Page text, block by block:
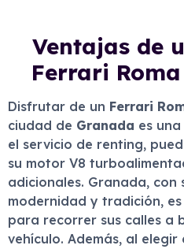
Ventajas de
Ferrari
Disfrutar de un Ferrari
ciudad de Granada es
el servicio de renting,
su motor V8
adicionales. Granada, con
modernidad y tradición,
para recorrer sus calles a
vehículo. Además, al